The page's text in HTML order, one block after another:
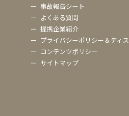
ー 事故報告シート
ー よくある質問
ー 提携企業紹介
ー プライバシーポリシー＆ディ
ー コンテンツポリシー
ー サイトマップ